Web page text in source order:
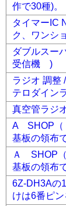
作で30種)
タイマーIC
ク、ワンシ
ダブルスー
受信機 )
ラジオ 調整
テロダイン
真空管ラジ
A SHOP（
基板の領布
Ａ SHOP（
基板の領布
6Z-DH3Aの
けは6番ピ